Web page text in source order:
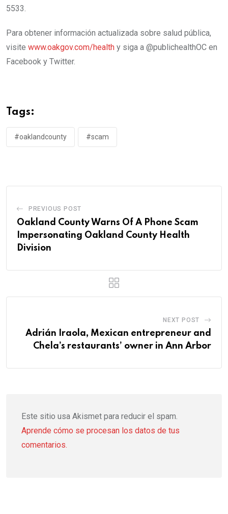
5533.
Para obtener información actualizada sobre salud pública,
visite www.oakgov.com/health y siga a @publichealthOC en
Facebook y Twitter.
Tags:
#oaklandcounty #scam
PREVIOUS POST
Oakland County Warns Of A Phone Scam
Impersonating Oakland County Health
Division
NEXT POST
Adrián Iraola, Mexican entrepreneur and
Chela’s restaurants’ owner in Ann Arbor
Este sitio usa Akismet para reducir el spam.
Aprende cómo se procesan los datos de tus
comentarios.